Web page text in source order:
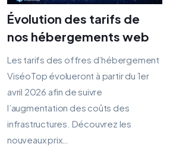
Évolution des tarifs de
nos hébergements web
Les tarifs des offres d’hébergement
ViséoTop évolueront à partir du 1er
avril 2026 afin de suivre
l’augmentation des coûts des
infrastructures. Découvrez les
nouveaux prix…